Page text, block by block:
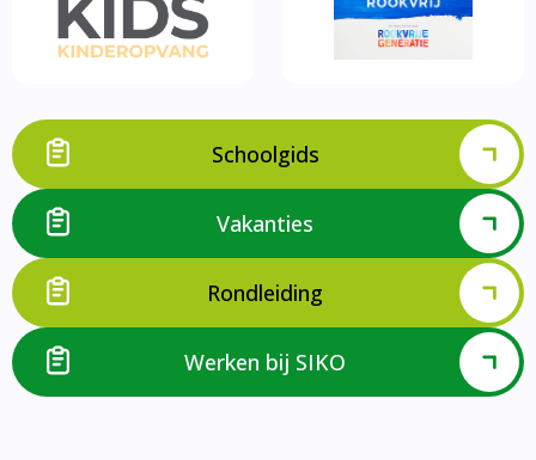
Schoolgids
Vakanties
Rondleiding
Werken bij SIKO